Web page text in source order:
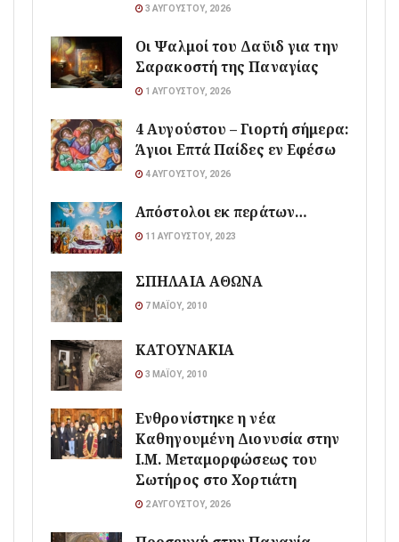
3 ΑΥΓΟΎΣΤΟΥ, 2026
Οι Ψαλμοί του Δαϋιδ για την
Σαρακοστή της Παναγίας
1 ΑΥΓΟΎΣΤΟΥ, 2026
4 Αυγούστου – Γιορτή σήμερα:
Άγιοι Επτά Παίδες εν Εφέσω
4 ΑΥΓΟΎΣΤΟΥ, 2026
Απόστολοι εκ περάτων…
11 ΑΥΓΟΎΣΤΟΥ, 2023
ΣΠΗΛΑΙΑ ΑΘΩΝΑ
7 ΜΑΪ́ΟΥ, 2010
ΚΑΤΟΥΝΑΚΙΑ
3 ΜΑΪ́ΟΥ, 2010
Ενθρονίστηκε η νέα
Καθηγουμένη Διονυσία στην
Ι.Μ. Μεταμορφώσεως του
Σωτήρος στο Χορτιάτη
2 ΑΥΓΟΎΣΤΟΥ, 2026